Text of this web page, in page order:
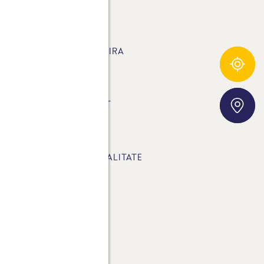
Urmărire ingrediente
Storefinder
CARE TE VOR INSPIRA
DE DESCĂRCAT
DE CONFIDENTIALITATE